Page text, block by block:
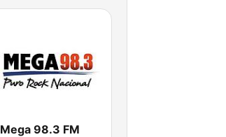
Mega 98.3 FM